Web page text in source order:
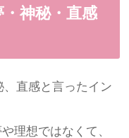
直感と言ったイン
理想ではなくて、